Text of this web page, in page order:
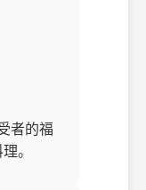
者的福
。